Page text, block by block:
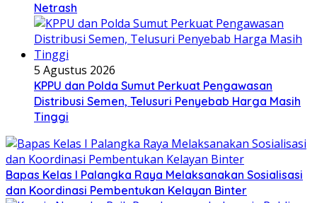
Netrash
5 Agustus 2026
KPPU dan Polda Sumut Perkuat Pengawasan
Distribusi Semen, Telusuri Penyebab Harga Masih
Tinggi
Bapas Kelas I Palangka Raya Melaksanakan Sosialisasi
dan Koordinasi Pembentukan Kelayan Binter